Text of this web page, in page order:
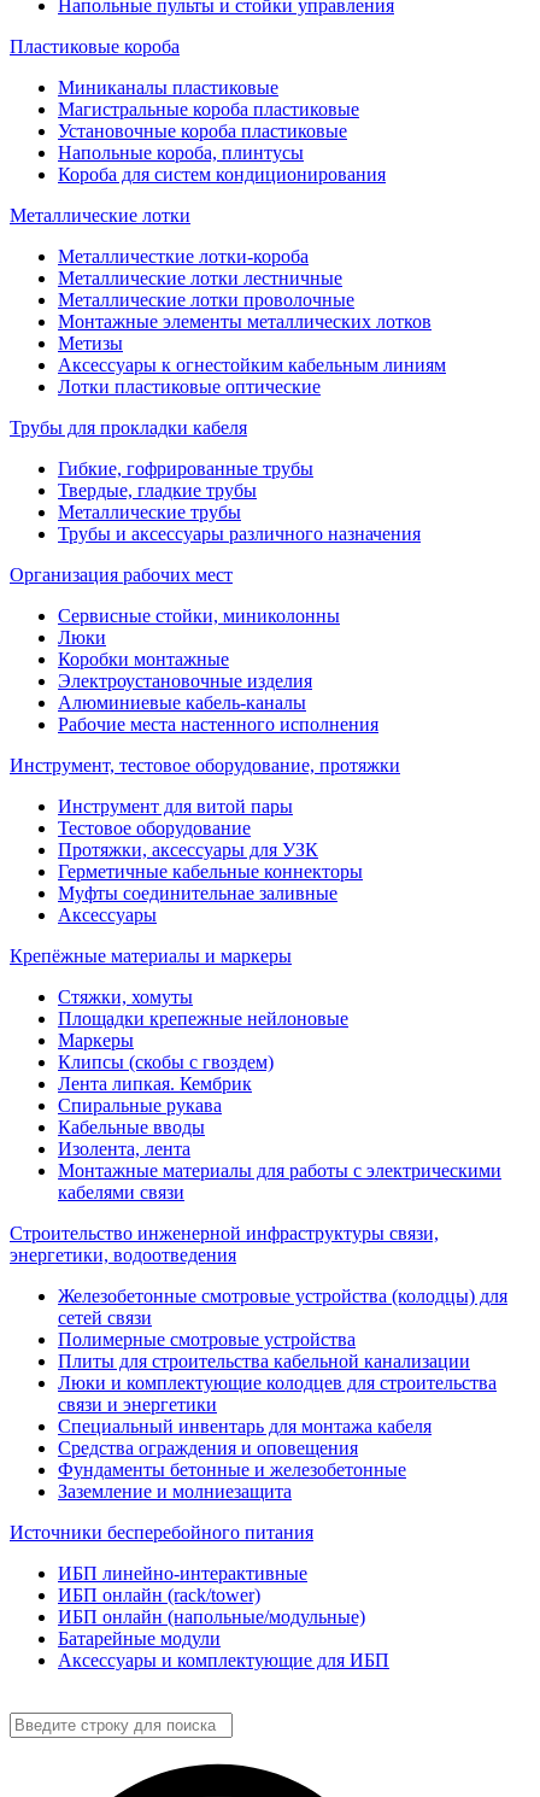
Напольные пульты и стойки управления
Пластиковые короба
Миниканалы пластиковые
Магистральные короба пластиковые
Установочные короба пластиковые
Напольные короба, плинтусы
Короба для систем кондиционирования
Металлические лотки
Металличесткие лотки-короба
Металлические лотки лестничные
Металлические лотки проволочные
Монтажные элементы металлических лотков
Метизы
Аксессуары к огнестойким кабельным линиям
Лотки пластиковые оптические
Трубы для прокладки кабеля
Гибкие, гофрированные трубы
Твердые, гладкие трубы
Металлические трубы
Трубы и аксессуары различного назначения
Организация рабочих мест
Сервисные стойки, миниколонны
Люки
Коробки монтажные
Электроустановочные изделия
Алюминиевые кабель-каналы
Рабочие места настенного исполнения
Инструмент, тестовое оборудование, протяжки
Инструмент для витой пары
Тестовое оборудование
Протяжки, аксессуары для УЗК
Герметичные кабельные коннекторы
Муфты соединительнае заливные
Аксессуары
Крепёжные материалы и маркеры
Стяжки, хомуты
Площадки крепежные нейлоновые
Маркеры
Клипсы (скобы с гвоздем)
Лента липкая. Кембрик
Спиральные рукава
Кабельные вводы
Изолента, лента
Монтажные материалы для работы с электрическими
кабелями связи
Строительство инженерной инфраструктуры связи,
энергетики, водоотведения
Железобетонные смотровые устройства (колодцы) для
сетей связи
Полимерные смотровые устройства
Плиты для строительства кабельной канализации
Люки и комплектующие колодцев для строительства
связи и энергетики
Специальный инвентарь для монтажа кабеля
Средства ограждения и оповещения
Фундаменты бетонные и железобетонные
Заземление и молниезащита
Источники бесперебойного питания
ИБП линейно-интерактивные
ИБП онлайн (rack/tower)
ИБП онлайн (напольные/модульные)
Батарейные модули
Аксессуары и комплектующие для ИБП